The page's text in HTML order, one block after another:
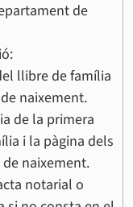
de
llibre de família
naixement.
de la primera
i la pàgina dels
naixement.
notarial o